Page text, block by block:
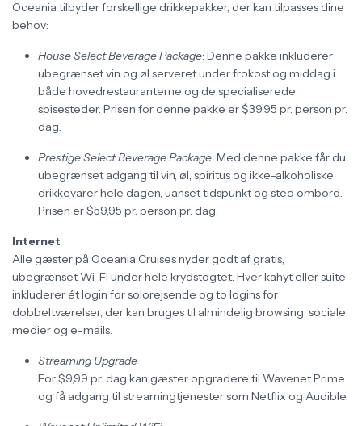
Oceania tilbyder forskellige drikkepakker, der kan tilpasses dine
behov:
House Select Beverage Package: Denne pakke inkluderer
ubegrænset vin og øl serveret under frokost og middag i
både hovedrestauranterne og de specialiserede
spisesteder. Prisen for denne pakke er $39,95 pr. person pr.
dag.
Prestige Select Beverage Package: Med denne pakke får du
ubegrænset adgang til vin, øl, spiritus og ikke-alkoholiske
drikkevarer hele dagen, uanset tidspunkt og sted ombord.
Prisen er $59,95 pr. person pr. dag.
Internet
Alle gæster på Oceania Cruises nyder godt af gratis,
ubegrænset Wi-Fi under hele krydstogtet. Hver kahyt eller suite
inkluderer ét login for solorejsende og to logins for
dobbeltværelser, der kan bruges til almindelig browsing, sociale
medier og e-mails.
Streaming Upgrade
For $9,99 pr. dag kan gæster opgradere til Wavenet Prime
og få adgang til streamingtjenester som Netflix og Audible.